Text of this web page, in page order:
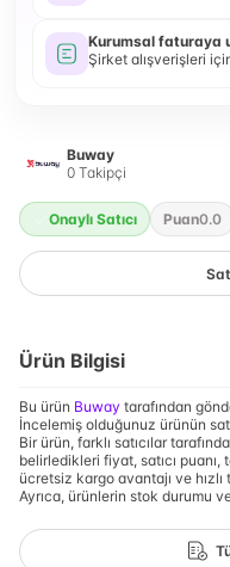
Kurumsal faturaya
Şirket alışverişleri
Buway
0 Takipçi
Onaylı Satıcı Puan0.0
Ürün Bilgisi
Bu ürün Buway tarafından
İncelemiş olduğunuz ürünün
Bir ürün, farklı satıcılar
belirledikleri fiyat, satıcı
ücretsiz kargo avantajı ve hızlı
Ayrıca, ürünlerin stok durumu